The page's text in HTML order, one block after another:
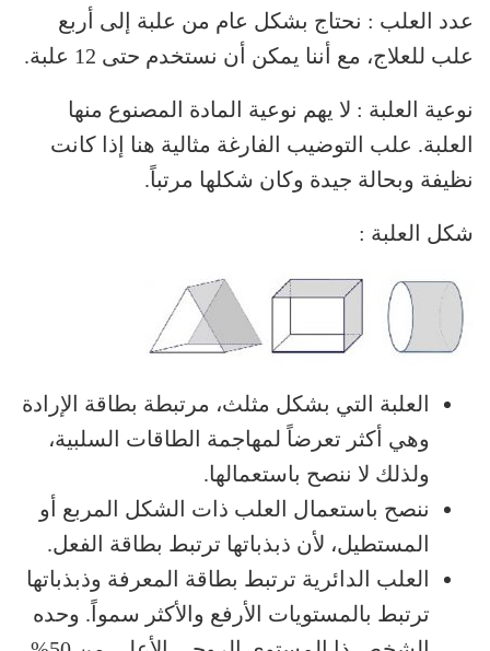
عدد العلب : نحتاج بشكل عام من علبة إلى أربع
علب للعلاج، مع أننا يمكن أن نستخدم حتى 12 علبة.
نوعية العلبة : لا يهم نوعية المادة المصنوع منها
العلبة. علب التوضيب الفارغة مثالية هنا إذا كانت
نظيفة وبحالة جيدة وكان شكلها مرتباً.
شكل العلبة :
العلبة التي بشكل مثلث، مرتبطة بطاقة الإرادة
وهي أكثر تعرضاً لمهاجمة الطاقات السلبية،
ولذلك لا ننصح باستعمالها.
ننصح باستعمال العلب ذات الشكل المربع أو
المستطيل، لأن ذبذباتها ترتبط بطاقة الفعل.
العلب الدائرية ترتبط بطاقة المعرفة وذبذباتها
ترتبط بالمستويات الأرفع والأكثر سمواً. وحده